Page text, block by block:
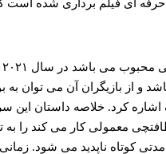
ای فیلم برداری شده است
و از بازیگران آن می توان به
اشاره کرد. خلاصه داستان
یک نظافتچی معمولی کار می
مدتی کوتاه ناپدید می شود.